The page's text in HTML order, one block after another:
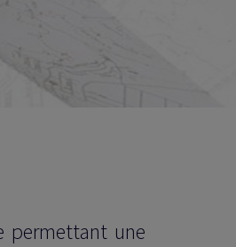
permettant une